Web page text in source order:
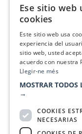
Política de
Anuncia’t
Quiero
Ese sitio web
cookies
Este sitio web usa
experiencia del
sitio web, usted
acuerdo con nuestra
Llegir-ne més
MOSTRAR TODOS
→
COOKIES
NECESARIAS